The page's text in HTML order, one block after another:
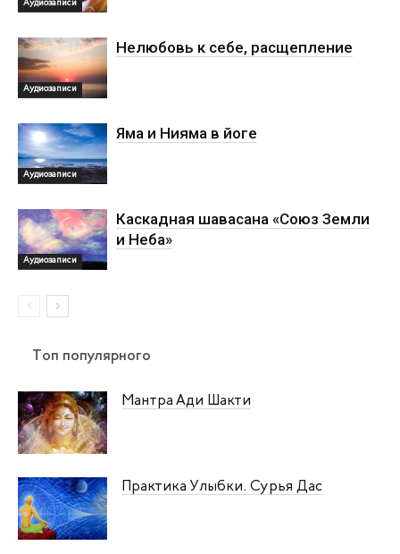
Аудиозаписи
Аудиозаписи
Нелюбовь к себе, расщепление
Аудиозаписи
Яма и Нияма в йоге
Аудиозаписи
Каскадная шавасана «Союз Земли
и Неба»
Топ популярного
Мантра Ади Шакти
Практика Улыбки. Сурья Дас